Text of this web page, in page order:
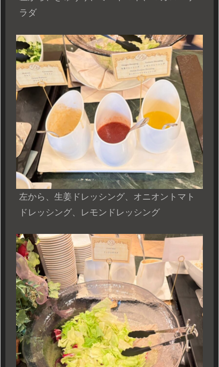
ラダ
左から、生姜ドレッシング、オニオントマト
ドレッシング、レモンドレッシング